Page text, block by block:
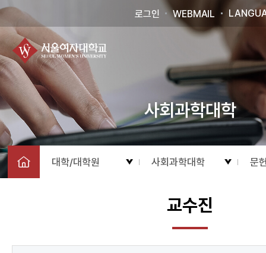
사회과학대학
로그인 WEBMAIL
대학/대학원 사회과학대학 문
교수진